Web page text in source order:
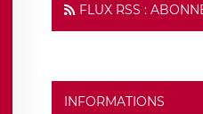
FLUX RSS :
INFORMATIONS